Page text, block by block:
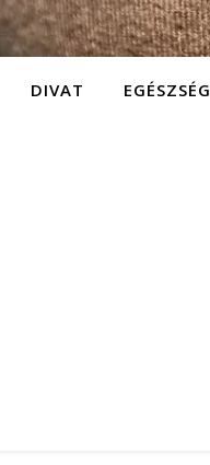
DIVAT EGÉSZSÉG